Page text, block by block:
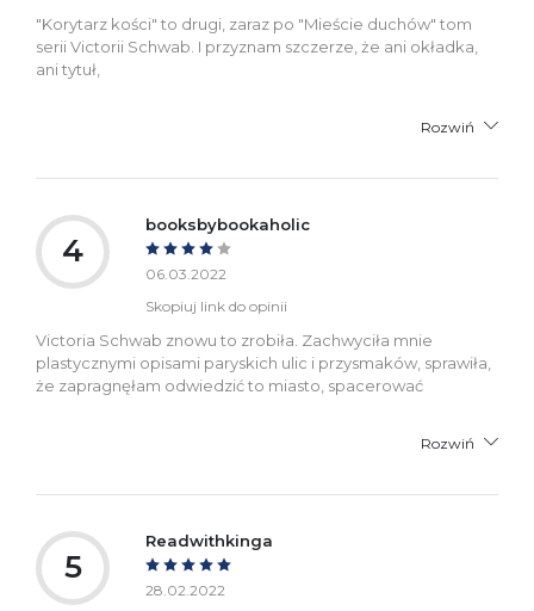
"Korytarz kości" to drugi, zaraz po "Mieście duchów" tom
serii Victorii Schwab. I przyznam szczerze, że ani okładka,
ani tytuł,
Rozwiń
4
booksbybookaholic
06.03.2022
Skopiuj link do opinii
Victoria Schwab znowu to zrobiła. Zachwyciła mnie
plastycznymi opisami paryskich ulic i przysmaków, sprawiła,
że zapragnęłam odwiedzić to miasto, spacerować
Rozwiń
5
Readwithkinga
28.02.2022